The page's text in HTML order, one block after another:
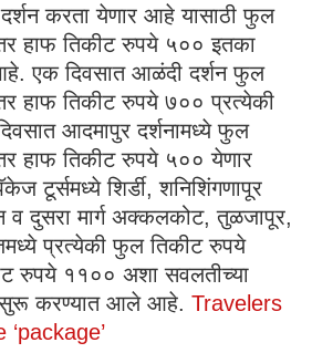
दर्शन करता येणार आहे यासाठी फुल
हाफ तिकीट रुपये ५०० इतका
एक दिवसात आळंदी दर्शन फुल
हाफ तिकीट रुपये ७०० प्रत्येकी
आदमापुर दर्शनामध्ये फुल
हाफ तिकीट रुपये ५०० येणार
टूर्समध्ये शिर्डी, शनिशिंगणापूर
व दुसरा मार्ग अक्कलकोट, तुळजापूर,
प्रत्येकी फुल तिकीट रुपये
रुपये ११०० अशा सवलतीच्या
सुरू करण्यात आले आहे. Travelers